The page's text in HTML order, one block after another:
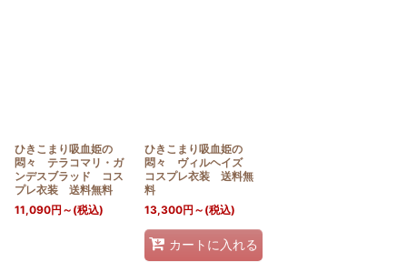
ひきこまり吸血姫の
悶々 テラコマリ・ガ
ンデスブラッド コス
プレ衣装 送料無料
11,090円 ～ (税込)
ひきこまり吸血姫の
悶々 ヴィルヘイズ
コスプレ衣装 送料無
料
13,300円 ～ (税込)
カートに入れる